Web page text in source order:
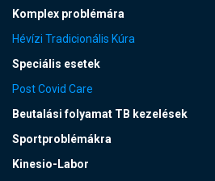
Komplex problémára
Hévízi Tradicionális Kúra
Speciális esetek
Post Covid Care
Beutalási folyamat TB kezelések
Sportproblémákra
Kinesio-Labor